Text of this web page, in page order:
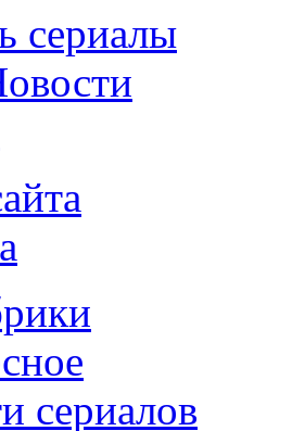
сериалов